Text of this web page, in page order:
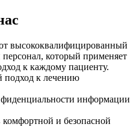
высококвалифицированный
который применяет
к каждому пациенту.
подход к лечению
информации
и безопасной